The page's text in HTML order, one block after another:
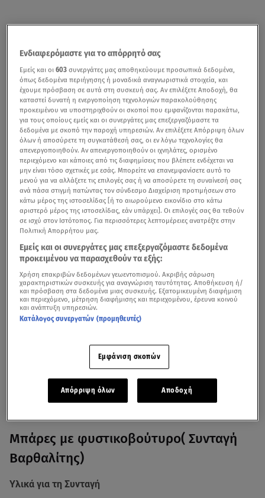
Αν σου αρέσει το φυστικοβούτυρο μπορείς να
δοκιμάσεις δύο συνταγές στις οποίες πρωταγωνιστεί
στην εκπομπή breakfast@star.
Halloween: Δύο «τρομακτικά» γλυκές συνταγές που
Μπάρες με φυστικοβούτυρο( Συνταγή
Βαρθαλίτης)
Υλικά για τη Συνταγή
Ενδιαφερόμαστε για το απόρρητό σας
Εμείς και οι603 συνεργάτες μας αποθηκεύουμε προσωπικά δεδομένα,
όπως δεδομένα περιήγησης ή μοναδικά αναγνωριστικά στοιχεία, και
έχουμε πρόσβαση σε αυτά στη συσκευή σας. Αν επιλέξετε Αποδοχή, θα
καταστεί δυνατή η ενεργοποίηση τεχνολογιών παρακολούθησης
προκειμένου να υποστηριχθούν οι σκοποί που εμφανίζονται παρακάτω,
για τους οποίους εμείς και οι συνεργάτες μας επεξεργαζόμαστε τα
δεδομένα με σκοπό την παροχή υπηρεσιών. Αν επιλέξετε Απόρριψη όλων
όλων ή αποσύρετε τη συγκατάθεσή σας, οι εν λόγω τεχνολογίες θα
απενεργοποιηθούν. Αν απενεργοποιηθούν οι ιχνηλάτες, ορισμένο
περιεχόμενο και κάποιες από τις διαφημίσεις που βλέπετε ενδέχεται να
μην είναι τόσο σχετικές με εσάς. Μπορείτε να επανεμφανίσετε αυτό το
μενού για να αλλάξετε τις επιλογές σας ή να αποσύρετε τη συναίνεσή σας
ανά πάσα στιγμή πατώντας τον σύνδεσμο Διαχείριση προτιμήσεων στο
κάτω μέρος της ιστοσελίδας [ή το αιωρούμενο εικονίδιο στο κάτω
αριστερό μέρος της ιστοσελίδας, εάν υπάρχει]. Οι επιλογές σας θα τεθούν
σε ισχύ στον Ιστότοπος. Για περισσότερες λεπτομέρειες ανατρέξτε στην
Πολιτική Απορρήτου μας.
Εμείς και οι συνεργάτες μας επεξεργαζόμαστε δεδομένα
προκειμένου να παρασχεθούν τα εξής:
Χρήση επακριβών δεδομένων γεωεντοπισμού. Ακριβής σάρωση
χαρακτηριστικών συσκευής για αναγνώριση ταυτότητας. Αποθήκευση ή/
και πρόσβαση στα δεδομένα μιας συσκευής. Εξατομικευμένη διαφήμιση
και περιεχόμενο, μέτρηση διαφήμισης και περιεχομένου, έρευνα κοινού
και ανάπτυξη υπηρεσιών.
Κατάλογος συνεργατών (προμηθευτές)
Εμφάνιση σκοπών
Απόρριψη όλων Αποδοχή